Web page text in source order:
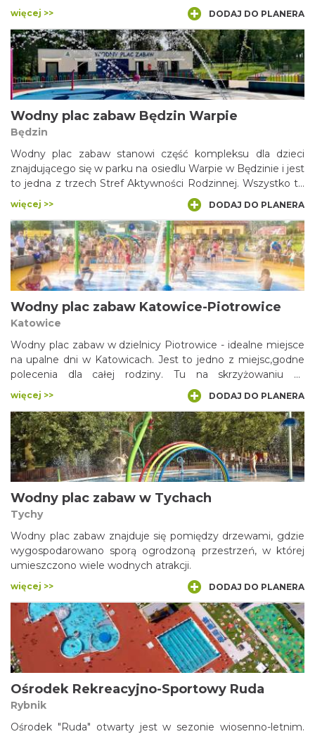
rowerzystów, boisko wielofunkcyjne, toalety kontenerowe,
pojawia się coraz szersza oferta gastronomiczna i wreszcie
odnowione jest kąpielisko.
więcej >> DODAJ DO PLANERA
Wodny plac zabaw Będzin Warpie
Będzin
Wodny plac zabaw stanowi część kompleksu dla dzieci
znajdującego się w parku na osiedlu Warpie w Będzinie i jest
to jedna z trzech Stref Aktywności Rodzinnej. Wszystko to
stanowi niepowtarzalny kompleks rekreacyjny, jeden z
największych w okolicy.
więcej >> DODAJ DO PLANERA
Wodny plac zabaw Katowice-Piotrowice
Katowice
Wodny plac zabaw w dzielnicy Piotrowice - idealne miejsce
na upalne dni w Katowicach. Jest to jedno z miejsc,godne
polecenia dla całej rodziny. Tu na skrzyżowaniu ul.
Biedronek i Radockiego usytuowano ten niesamowity
obiekt! Jest to nowoczesny obiekt usytuowany na skraju
osiedla. Zachęca strumieniami wody spokojną, zieloną
okolicą.
więcej >> DODAJ DO PLANERA
Wodny plac zabaw w Tychach
Tychy
Wodny plac zabaw znajduje się pomiędzy drzewami, gdzie
wygospodarowano sporą ogrodzoną przestrzeń, w której
umieszczono wiele wodnych atrakcji.
więcej >> DODAJ DO PLANERA
Ośrodek Rekreacyjno-Sportowy Ruda
Rybnik
Ośrodek "Ruda" otwarty jest w sezonie wiosenno-letnim.